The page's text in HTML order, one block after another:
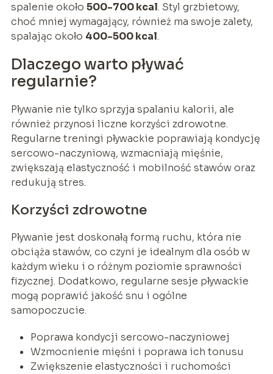
spalenie około 500-700 kcal. Styl grzbietowy,
choć mniej wymagający, również ma swoje zalety,
spalając około 400-500 kcal.
Dlaczego warto pływać
regularnie?
Pływanie nie tylko sprzyja spalaniu kalorii, ale
również przynosi liczne korzyści zdrowotne.
Regularne treningi pływackie poprawiają kondycję
sercowo-naczyniową, wzmacniają mięśnie,
zwiększają elastyczność i mobilność stawów oraz
redukują stres.
Korzyści zdrowotne
Pływanie jest doskonałą formą ruchu, która nie
obciąża stawów, co czyni je idealnym dla osób w
każdym wieku i o różnym poziomie sprawności
fizycznej. Dodatkowo, regularne sesje pływackie
mogą poprawić jakość snu i ogólne
samopoczucie.
Poprawa kondycji sercowo-naczyniowej
Wzmocnienie mięśni i poprawa ich tonusu
Zwiększenie elastyczności i ruchomości